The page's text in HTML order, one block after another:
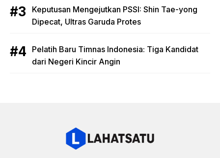
Keputusan Mengejutkan PSSI: Shin Tae-yong
Dipecat, Ultras Garuda Protes
Pelatih Baru Timnas Indonesia: Tiga Kandidat
dari Negeri Kincir Angin